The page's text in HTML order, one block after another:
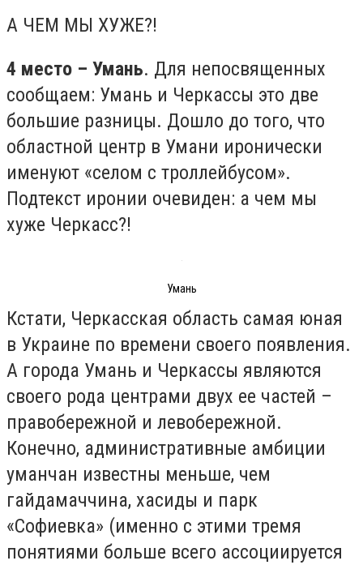
А ЧЕМ МЫ ХУЖЕ?!
4 место – Умань. Для непосвященных
сообщаем: Умань и Черкассы это две
большие разницы. Дошло до того, что
областной центр в Умани иронически
именуют «селом с троллейбусом».
Подтекст иронии очевиден: а чем мы
хуже Черкасс?!
Умань
Кстати, Черкасская область самая юная
в Украине по времени своего появления.
А города Умань и Черкассы являются
своего рода центрами двух ее частей –
правобережной и левобережной.
Конечно, административные амбиции
уманчан известны меньше, чем
гайдамаччина, хасиды и парк
«Софиевка» (именно с этими тремя
понятиями больше всего ассоциируется